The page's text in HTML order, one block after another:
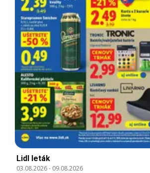
Lidl leták
03.08.2026- 09.08.2026